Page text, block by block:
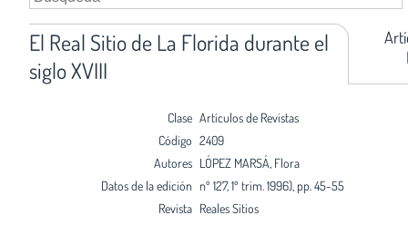
El Real Sitio de La Florida durante el
siglo XVIII
Clase Artículos de Revistas
Código 2409
Autores LÓPEZ MARSÁ, Flora
Datos de la edición nº 127, 1º trim. 1996), pp. 45-55
Revista Reales Sitios